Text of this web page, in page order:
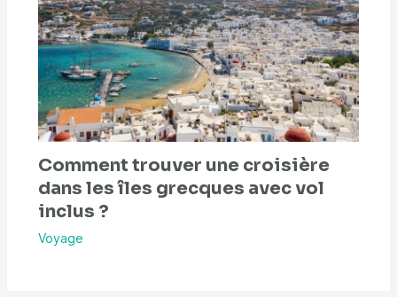
Comment trouver une croisière
dans les îles grecques avec vol
inclus ?
Voyage